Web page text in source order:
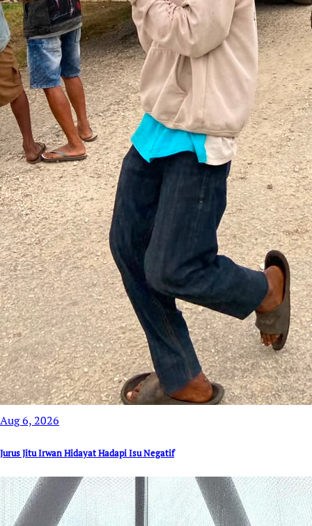
Aug 6, 2026
Jurus Jitu Irwan Hidayat Hadapi Isu Negatif